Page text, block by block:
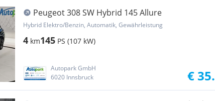
Peugeot 308 SW Hybrid 145 Allure
Hybrid Elektro/Benzin, Automatik, Gewährleistung
4 km145 PS (107 kW)
Autopark GmbH
6020 Innsbruck
€